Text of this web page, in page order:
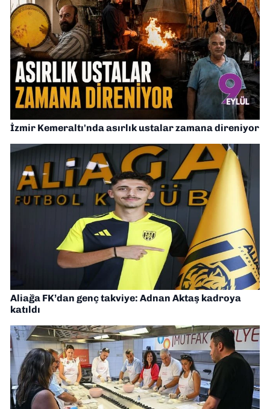
İzmir Kemeraltı'nda asırlık ustalar zamana direniyor
Aliağa FK’dan genç takviye: Adnan Aktaş kadroya
katıldı